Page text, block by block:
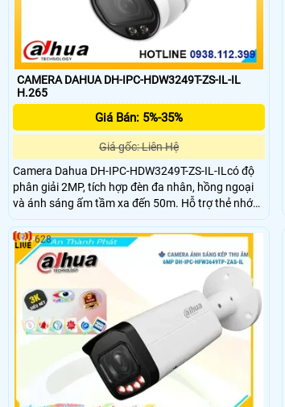
CAMERA DAHUA DH-IPC-HDW3249T-ZS-IL-IL
H.265
Giá Bán: 5%-35%
Giá gốc: Liên Hệ
Camera Dahua DH-IPC-HDW3249T-ZS-IL-ILcó độ
phân giải 2MP, tích hợp đèn đa nhân, hồng ngoại
và ánh sáng ấm tầm xa đến 50m. Hỗ trợ thẻ nhớ
512GB, nguồn 12VDC/PoE, đạt chuẩn chống nước
IP67 cùng các tính năng AI thông minh như phát
hiện xâm nhập, phân loại người và phương tiện.
628